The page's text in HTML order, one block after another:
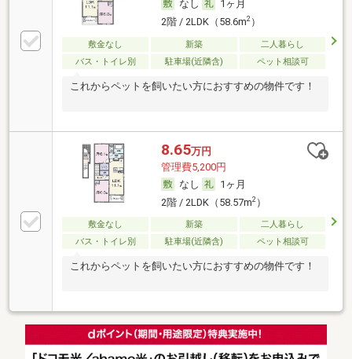
なし
1ヶ月
2階 / 2LDK（58.6m2）
敷金なし 新築
二人暮らし
バス・トイレ別
駐車場(近隣含) ペット相談可
これからペットを飼いたい方におすすめの物件です！
8.65万円
管理費5,200円
なし
1ヶ月
2階 / 2LDK（58.57m2）
敷金なし 新築
二人暮らし
バス・トイレ別
駐車場(近隣含) ペット相談可
これからペットを飼いたい方におすすめの物件です！